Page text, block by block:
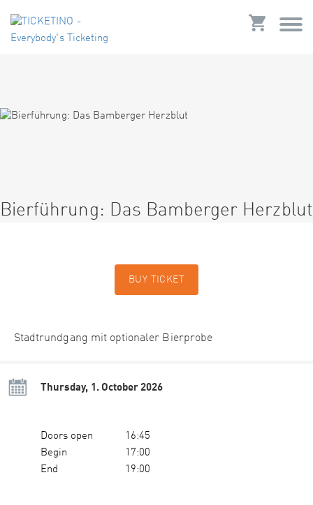
Bierführung: Das Bamberger Herzblut
BUY TICKET
Stadtrundgang mit optionaler Bierprobe
Thursday, 1. October 2026
Doors open
16:45
Begin
17:00
End
19:00